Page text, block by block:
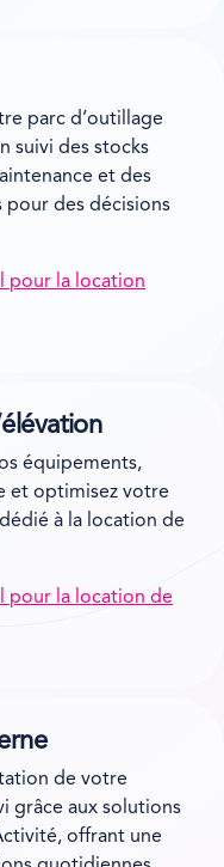
parc d’outillage
suivi des stocks
et des
des décisions
pour la location
équipements,
et optimisez votre
à la location de
pour la location de
de votre
grâce aux solutions
offrant une